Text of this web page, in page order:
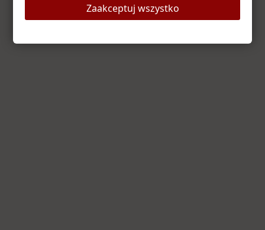
Zaakceptuj wszystko